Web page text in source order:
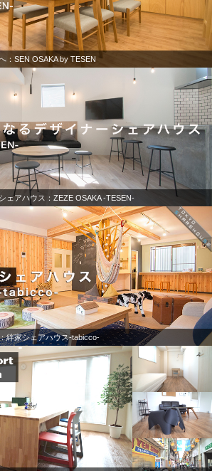
：SEN OSAKA by TESEN
ェアハウス：ZEZE OSAKA -TESEN-
絆家シェアハウス-tabicco-